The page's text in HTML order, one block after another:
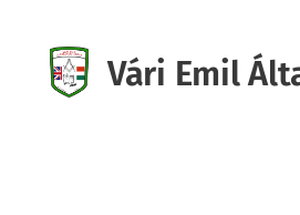
Vári Emil